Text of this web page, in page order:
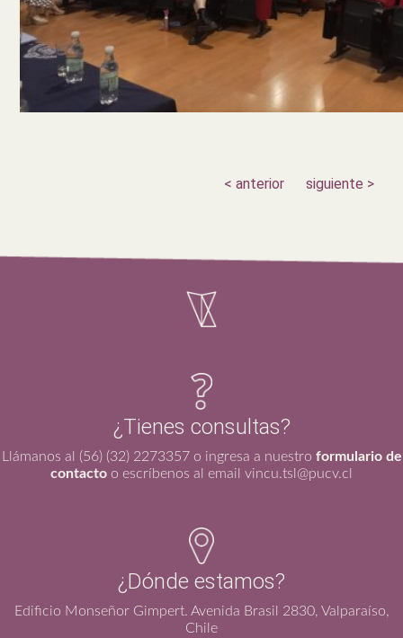
< anterior siguiente >
¿Tienes consultas?
Llámanos al (56) (32) 2273357 o ingresa a nuestro formulario de
contacto o escríbenos al email vincu.tsl@pucv.cl
¿Dónde estamos?
Edificio Monseñor Gimpert. Avenida Brasil 2830, Valparaíso,
Chile